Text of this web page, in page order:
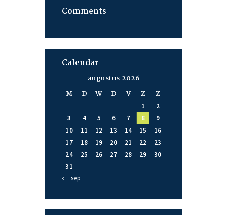
Comments
Calendar
augustus 2026
M
D W D V Z Z
1
2
3
4 5 6 7 8
9
10
11 12 13 14 15
16
17
18 19 20 21 22
23
24
25 26 27 28 29
30
31
« sep